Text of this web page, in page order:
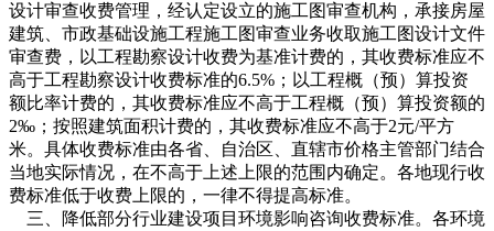
设计审查收费管理，经认定设立的施工图审查机构，承接房屋
建筑、市政基础设施工程施工图审查业务收取施工图设计文件
审查费，以工程勘察设计收费为基准计费的，其收费标准应不
高于工程勘察设计收费标准的6.5%；以工程概（预）算投资
额比率计费的，其收费标准应不高于工程概（预）算投资额的
2‰；按照建筑面积计费的，其收费标准应不高于2元/平方
米。具体收费标准由各省、自治区、直辖市价格主管部门结合
当地实际情况，在不高于上述上限的范围内确定。各地现行收
费标准低于收费上限的，一律不得提高标准。
三、降低部分行业建设项目环境影响咨询收费标准。各环境